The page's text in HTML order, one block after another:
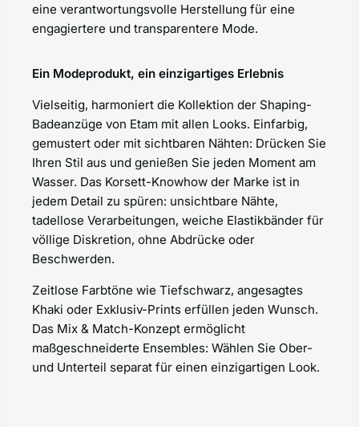
eine verantwortungsvolle Herstellung für eine
engagiertere und transparentere Mode.
Ein Modeprodukt, ein einzigartiges Erlebnis
Vielseitig, harmoniert die Kollektion der Shaping-
Badeanzüge von Etam mit allen Looks. Einfarbig,
gemustert oder mit sichtbaren Nähten: Drücken Sie
Ihren Stil aus und genießen Sie jeden Moment am
Wasser. Das Korsett-Knowhow der Marke ist in
jedem Detail zu spüren: unsichtbare Nähte,
tadellose Verarbeitungen, weiche Elastikbänder für
völlige Diskretion, ohne Abdrücke oder
Beschwerden.
Zeitlose Farbtöne wie Tiefschwarz, angesagtes
Khaki oder Exklusiv-Prints erfüllen jeden Wunsch.
Das Mix & Match-Konzept ermöglicht
maßgeschneiderte Ensembles: Wählen Sie Ober-
und Unterteil separat für einen einzigartigen Look.